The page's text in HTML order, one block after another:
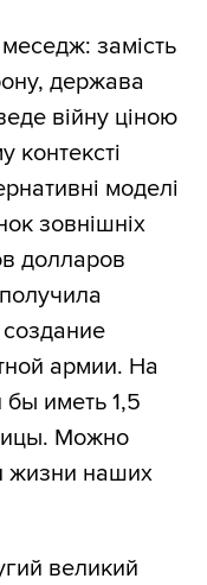
замість
держава
війну ціною
контексті
моделі
зовнішніх
долларов
армии. На
иметь 1,5
Можно
жизни наших
великий